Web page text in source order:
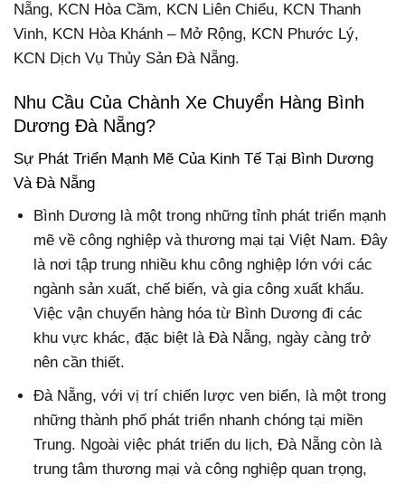
Nẵng, KCN Hòa Cầm, KCN Liên Chiểu, KCN Thanh
Vinh, KCN Hòa Khánh – Mở Rộng, KCN Phước Lý,
KCN Dịch Vụ Thủy Sản Đà Nẵng.
Nhu Cầu Của Chành Xe Chuyển Hàng Bình
Dương Đà Nẵng?
Sự Phát Triển Mạnh Mẽ Của Kinh Tế Tại Bình Dương
Và Đà Nẵng
Bình Dương là một trong những tỉnh phát triển mạnh
mẽ về công nghiệp và thương mại tại Việt Nam. Đây
là nơi tập trung nhiều khu công nghiệp lớn với các
ngành sản xuất, chế biến, và gia công xuất khẩu.
Việc vận chuyển hàng hóa từ Bình Dương đi các
khu vực khác, đặc biệt là Đà Nẵng, ngày càng trở
nên cần thiết.
Đà Nẵng, với vị trí chiến lược ven biển, là một trong
những thành phố phát triển nhanh chóng tại miền
Trung. Ngoài việc phát triển du lịch, Đà Nẵng còn là
trung tâm thương mại và công nghiệp quan trọng,